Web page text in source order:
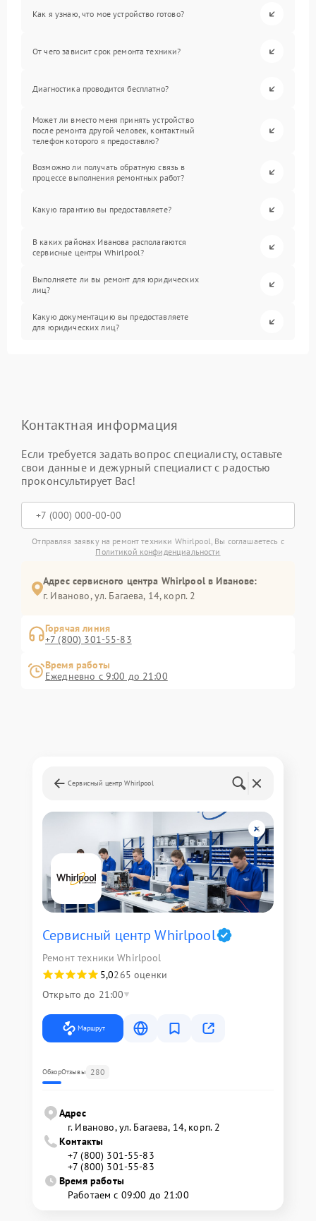
Как я узнаю, что мое устройство готово?
От чего зависит срок ремонта техники?
Диагностика проводится бесплатно?
Может ли вместо меня принять устройство
после ремонта другой человек, контактный
телефон которого я предоставлю?
Возможно ли получать обратную связь в
процессе выполнения ремонтных работ?
Какую гарантию вы предоставляете?
В каких районах Иванова располагаются
сервисные центры Whirlpool?
Выполняете ли вы ремонт для юридических
лиц?
Какую документацию вы предоставляете
для юридических лиц?
Контактная информация
Если требуется задать вопрос специалисту, оставьте
свои данные и дежурный специалист с радостью
проконсультирует Вас!
Отправляя заявку на ремонт техники Whirlpool, Вы соглашаетесь с
Политикой конфиденциальности
Адрес сервисного центра Whirlpool в Иванове:
г. Иваново, ул. Багаева, 14, корп. 2
Горячая линия
+7 (800) 301-55-83
Время работы
Ежедневно с 9:00 до 21:00
Сервисный центр Whirlpool
Сервисный центр Whirlpool
Ремонт техники Whirlpool
5,0265 оценки
Открыто до 21:00
Маршрут
ОбзорОтзывы 280
Адрес
г. Иваново, ул. Багаева, 14, корп. 2
Контакты
+7 (800) 301-55-83
+7 (800) 301-55-83
Время работы
Работаем с 09:00 до 21:00